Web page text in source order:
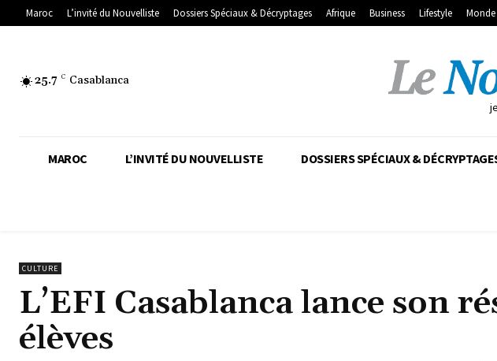
Maroc L’invité du Nouvelliste Dossiers Spéciaux & Décryptages Afrique Business Lifestyle Monde
25.7 C Casablanca
MAROC L’INVITÉ DU NOUVELLISTE DOSSIERS SPÉCIAUX &
CULTURE
L’EFI Casablanca lance son
élèves